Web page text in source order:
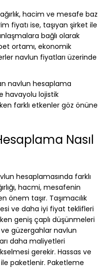
hacim ve mesafe baz
fiyatı ise, taşıyan şirket ile
bağlı olarak
ortamı, ekonomik
navlun fiyatları üzerinde
navlun hesaplama
havayolu lojistik
farklı etkenler göz önüne
Nasıl
hesaplamasında farklı
hacmi, mesafenin
taşır. Taşımacılık
ve daha iyi fiyat teklifleri
geniş çaplı düşünmeleri
güzergahlar navlun
daha maliyetleri
gerekir. Hassas ve
ile paketlenir. Paketleme